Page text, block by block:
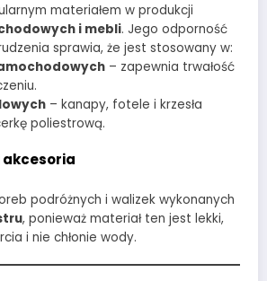
materiałem w produkcji
i mebli. Jego odporność
sprawia, że jest stosowany w:
– zapewnia trwałość
– kanapy, fotele i krzesła
poliestrową.
akcesoria
podróżnych i walizek wykonanych
, ponieważ materiał ten jest lekki,
i nie chłonie wody.